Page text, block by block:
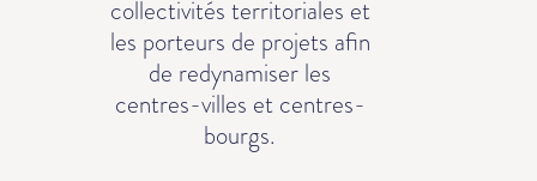
collectivités territoriales et
les porteurs de projets afin
de redynamiser les
centres-villes et centres-
bourgs.